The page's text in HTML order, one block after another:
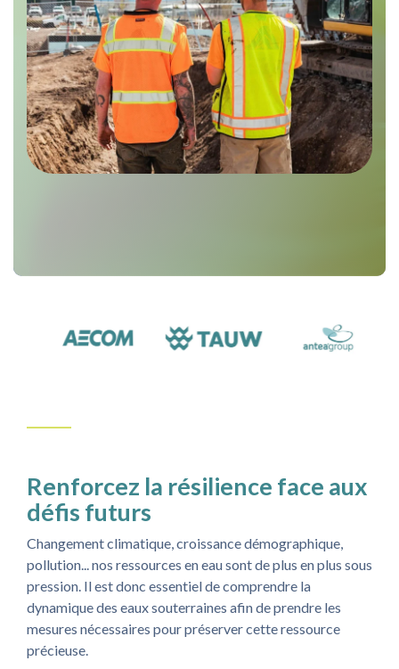
Renforcez la résilience face aux
défis futurs
Changement climatique, croissance démographique,
pollution... nos ressources en eau sont de plus en plus sous
pression. Il est donc essentiel de comprendre la
dynamique des eaux souterraines afin de prendre les
mesures nécessaires pour préserver cette ressource
précieuse.